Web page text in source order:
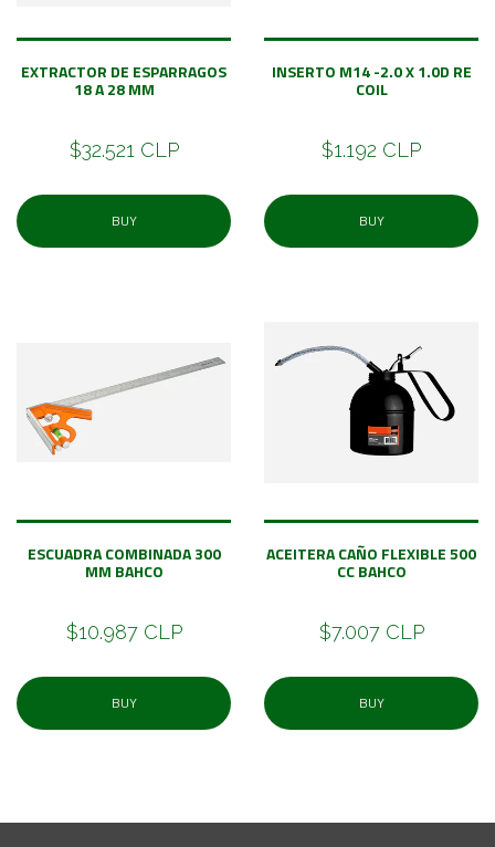
EXTRACTOR DE ESPARRAGOS
18 A 28 MM
$32.521 CLP
BUY
INSERTO M14 -2.0 X 1.0D RE
COIL
$1.192 CLP
BUY
ESCUADRA COMBINADA 300
MM BAHCO
$10.987 CLP
BUY
ACEITERA CAÑO FLEXIBLE 500
CC BAHCO
$7.007 CLP
BUY